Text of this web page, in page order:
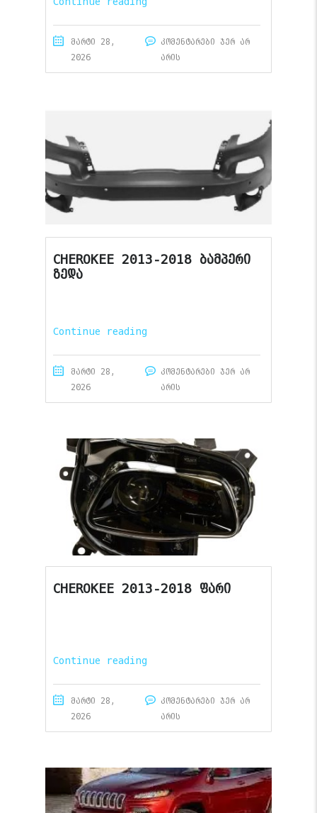
მარტი 28,
2026
კომენტარები ჯერ არ
არის
CHEROKEE 2013-2018 ბამპერი
ზედა
Continue reading
მარტი 28,
2026
კომენტარები ჯერ არ
არის
CHEROKEE 2013-2018 ფარი
Continue reading
მარტი 28,
2026
კომენტარები ჯერ არ
არის